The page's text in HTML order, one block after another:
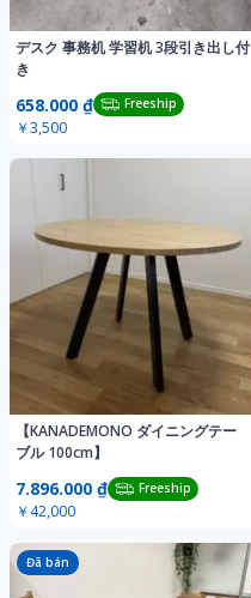
デスク 事務机 学習机 3段引き出し付
き
658.000 ₫ Freeship
￥3,500
【KANADEMONO ダイニングテー
ブル 100cm】
7.896.000 ₫ Freeship
￥42,000
Đã bán